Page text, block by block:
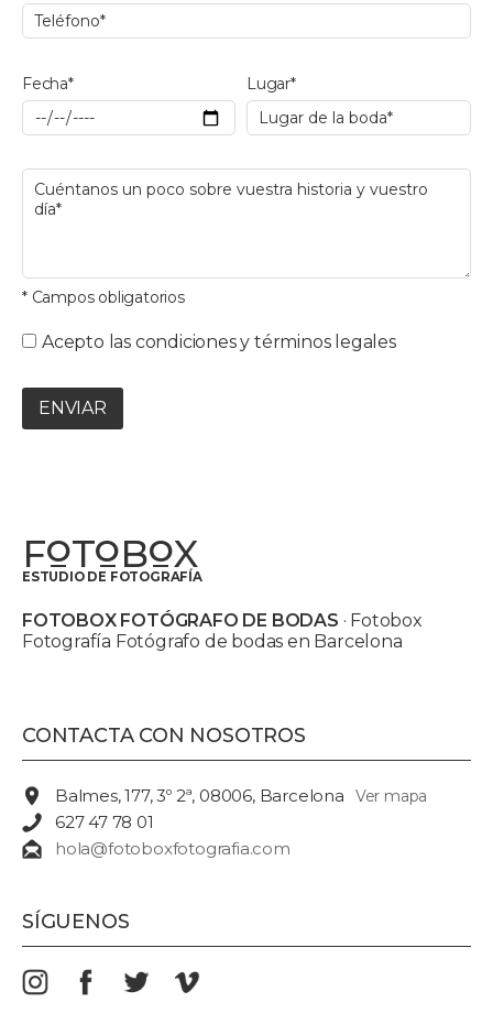
Fecha* Lugar*
* Campos obligatorios
Acepto las condiciones y términos legales
ENVIAR
FOTOBOX
ESTUDIO DE FOTOGRAFÍA
FOTOBOX FOTÓGRAFO DE BODAS · Fotobox
Fotografía Fotógrafo de bodas en Barcelona
CONTACTA CON NOSOTROS
Balmes, 177, 3º 2ª, 08006, Barcelona Ver mapa
627 47 78 01
hola@fotoboxfotografia.com
SÍGUENOS